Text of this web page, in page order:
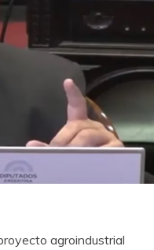
agroindustrial